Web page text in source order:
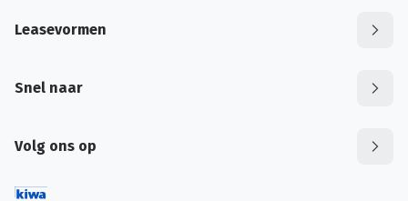
Leasevormen
Snel naar
Volg ons op